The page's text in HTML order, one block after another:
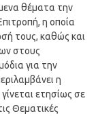
θέματα την
η οποία
τους, καθώς και
στους
για την
η
ετησίως σε
Θεματικές